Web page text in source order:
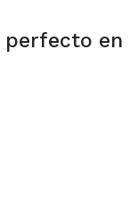
perfecto en